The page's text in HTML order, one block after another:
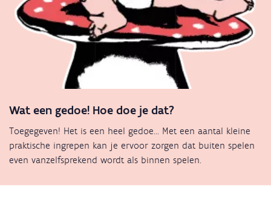
Wat een gedoe! Hoe doe je dat?
Toegegeven! Het is een heel gedoe... Met een aantal kleine
praktische ingrepen kan je ervoor zorgen dat buiten spelen
even vanzelfsprekend wordt als binnen spelen.